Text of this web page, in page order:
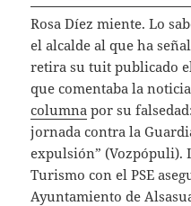
Rosa Díez miente. Lo
el alcalde al que ha
retira su tuit publicado
que comentaba la
columna por su
jornada contra la
expulsión” (Vozpópuli).
Turismo con el PSE
Ayuntamiento de